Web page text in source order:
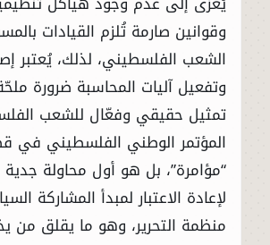
وقوانين صارمة تُلزم القيادات
الشعب الفلسطيني، لذلك، يُعتبر
وتفعيل آليات المحاسبة ضرورة
تمثيل حقيقي وفعّال للشعب
المؤتمر الوطني الفلسطيني في
“مؤامرة”، بل هو أول محاولة
لإعادة الاعتبار لمبدأ المشاركة
منظمة التحرير، وهو ما يقلق من